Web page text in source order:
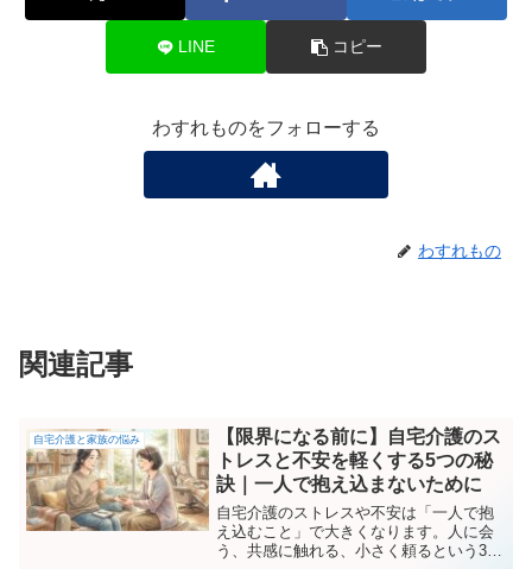
LINE コピー
わすれものをフォローする
わすれもの
関連記事
自宅介護と家族の悩み
【限界になる前に】自宅介護のス
トレスと不安を軽くする5つの秘
訣｜一人で抱え込まないために
自宅介護のストレスや不安は「一人で抱
え込むこと」で大きくなります。人に会
う、共感に触れる、小さく頼るという3つ